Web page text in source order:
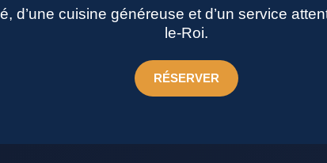
d’une cuisine généreuse et d’un service
le-Roi.
RÉSERVER